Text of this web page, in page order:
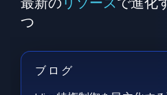
つ
ブログ